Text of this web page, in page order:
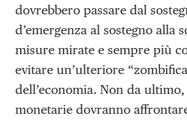
dovrebbero passare dal
d’emergenza al sostegno alla
misure mirate e sempre più
evitare un’ulteriore
dell’economia. Non da
monetarie dovranno